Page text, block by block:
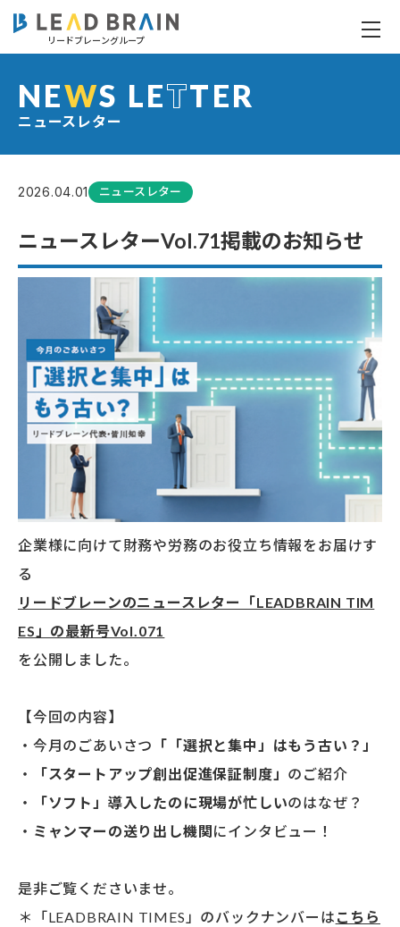
リードブレーングループ
ニュースレター
NEWS LETTER
2026.04.01 ニュースレター
ニュースレターVol.71掲載のお知らせ
企業様に向けて財務や労務のお役立ち情報をお届けす
る
リードブレーンのニュースレター「LEADBRAIN TIM
ES」の最新号Vol.071
を公開しました。
【今回の内容】
・今月のごあいさつ
「「選択と集中」はもう古い？」
・
「スタートアップ創出促進保証制度」 のご紹介
・
「ソフト」導入したのに現場が忙しいのはなぜ？
・ ミャンマーの送り出し機関にインタビュー！
是非ご覧くださいませ。
＊「LEADBRAIN TIMES」のバックナンバーは こちら